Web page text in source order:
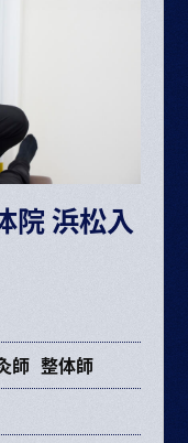
応じて年2回）
定
力により決定
条件変更なし）
は超過分別途支給
院 浜松入
師 整体師